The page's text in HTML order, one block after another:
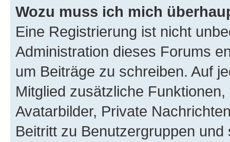
Wozu muss ich mich
Eine Registrierung ist nicht
Administration dieses Forums
um Beiträge zu schreiben. Auf
Mitglied zusätzliche
Avatarbilder, Private
Beitritt zu Benutzergruppen